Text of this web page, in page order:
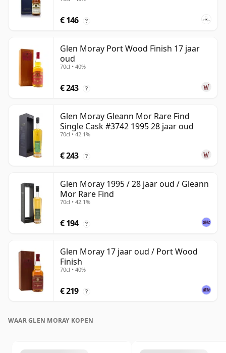
€ 146 ?
Glen Moray Port Wood Finish 17 jaar
oud
70cl • 40%
€ 243 ?
Glen Moray Gleann Mor Rare Find
Single Cask #3742 1995 28 jaar oud
70cl • 42.1%
€ 243 ?
Glen Moray 1995 / 28 jaar oud / Gleann
Mor Rare Find
70cl • 42.1%
€ 194 ?
Glen Moray 17 jaar oud / Port Wood
Finish
70cl • 40%
€ 219 ?
WAAR GLEN MORAY KOPEN